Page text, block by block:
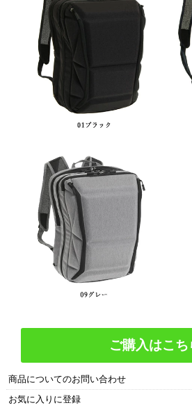
ご購入はこち
商品についてのお問い合わせ
お気に入りに登録